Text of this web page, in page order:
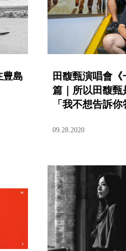
島
田馥甄演唱會
篇｜所以田馥甄
「我不想告訴你
09.28.2020